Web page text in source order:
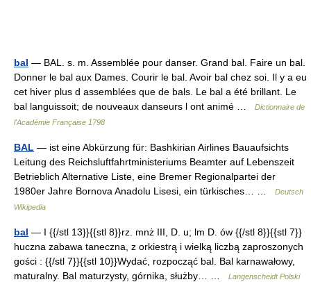
bal — BAL. s. m. Assemblée pour danser. Grand bal. Faire un bal.
Donner le bal aux Dames. Courir le bal. Avoir bal chez soi. Il y a eu
cet hiver plus d assemblées que de bals. Le bal a été brillant. Le
bal languissoit; de nouveaux danseurs l ont animé …
Dictionnaire de
l'Académie Française 1798
BAL — ist eine Abkürzung für: Bashkirian Airlines Bauaufsichts
Leitung des Reichsluftfahrtministeriums Beamter auf Lebenszeit
Betrieblich Alternative Liste, eine Bremer Regionalpartei der
1980er Jahre Bornova Anadolu Lisesi, ein türkisches… …
Deutsch
Wikipedia
bal — I {{/stl 13}}{{stl 8}}rz. mnż III, D. u; lm D. ów {{/stl 8}}{{stl 7}}
huczna zabawa taneczna, z orkiestrą i wielką liczbą zaproszonych
gości : {{/stl 7}}{{stl 10}}Wydać, rozpocząć bal. Bal karnawałowy,
maturalny. Bal maturzysty, górnika, służby… …
Langenscheidt Polski